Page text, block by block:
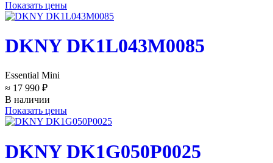
Показать цены
DKNY DK1L043M0085
Essential Mini
≈ 17 990 ₽
В наличии
Показать цены
DKNY DK1G050P0025